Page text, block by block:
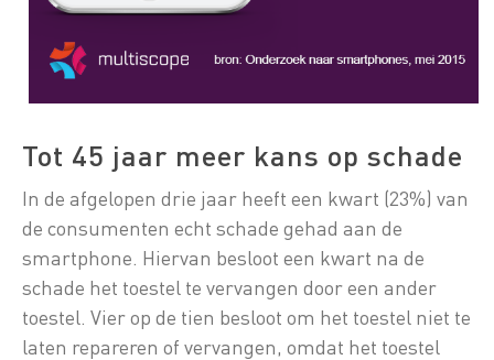
Tot 45 jaar meer kans op schade
In de afgelopen drie jaar heeft een kwart (23%) van
de consumenten echt schade gehad aan de
smartphone. Hiervan besloot een kwart na de
schade het toestel te vervangen door een ander
toestel. Vier op de tien besloot om het toestel niet te
laten repareren of vervangen, omdat het toestel